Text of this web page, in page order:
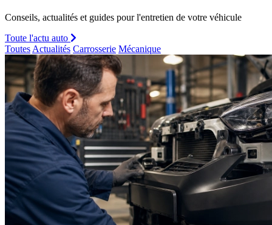
Conseils, actualités et guides pour l'entretien de votre véhicule
Toute l'actu auto
Toutes Actualités Carrosserie Mécanique